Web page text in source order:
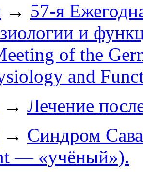
→ 57-я
и
of the
and
→ Лечение
→ Синдром
— «учёный»).